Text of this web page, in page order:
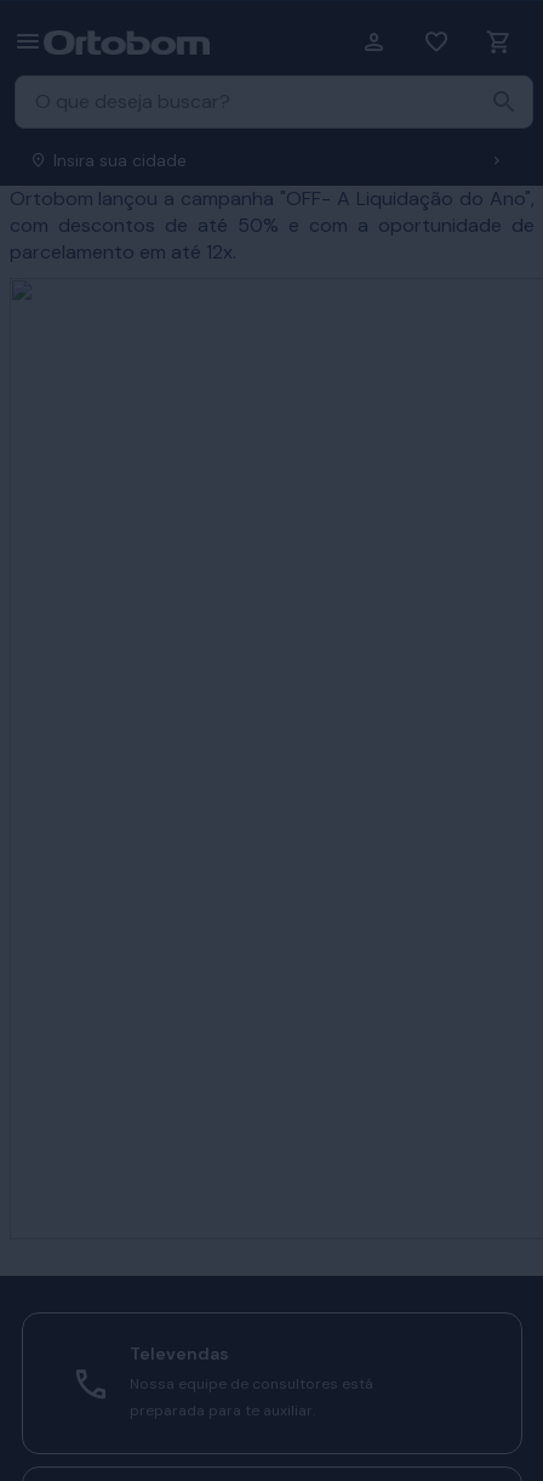
Insira sua cidade
Ortobom lançou a campanha "OFF- A Liquidação do Ano",
com descontos de até 50% e com a oportunidade de
parcelamento em até 12x.
Televendas
Nossa equipe de consultores está
preparada para te auxiliar.